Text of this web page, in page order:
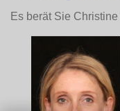
Es berät Sie